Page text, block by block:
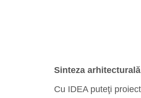
Sinteza arhitecturală
Cu IDEA puteţi